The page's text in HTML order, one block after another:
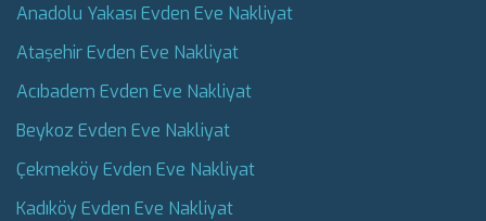
Anadolu Yakası Evden Eve Nakliyat
Ataşehir Evden Eve Nakliyat
Acıbadem Evden Eve Nakliyat
Beykoz Evden Eve Nakliyat
Çekmeköy Evden Eve Nakliyat
Kadıköy Evden Eve Nakliyat